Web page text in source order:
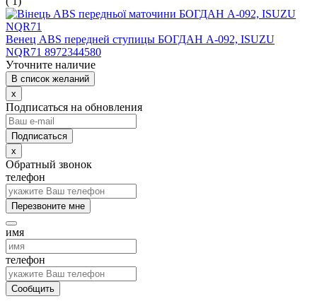
Венец ABS передней ступицы БОГДАН А-092, ISUZU
NQR71 8972344580
Уточните наличие
В список желаний
x
Подписаться на обновления
x
Обратный звонок
телефон
Перезвоните мне
имя
телефон
Сообщить